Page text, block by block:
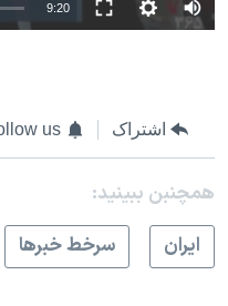
9:20
اشتراک us
همچنبن ببینید:
ايران
سرخط خبرها